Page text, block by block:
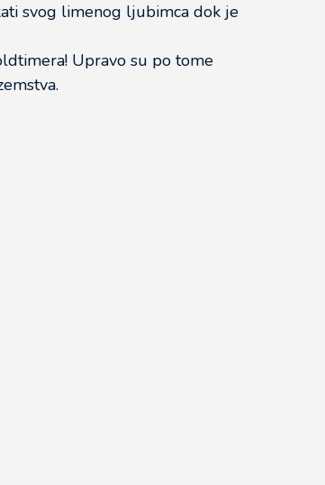
svog limenog ljubimca dok je
Upravo su po tome